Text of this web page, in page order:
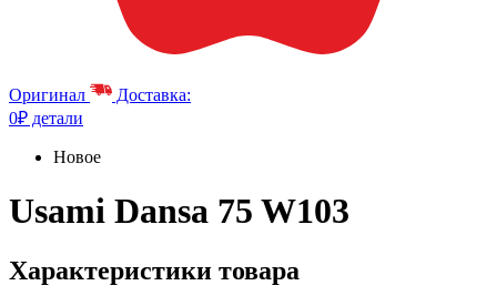
Оригинал
Доставка:
0₽ детали
Новое
Usami Dansa 75 W103
Характеристики товара